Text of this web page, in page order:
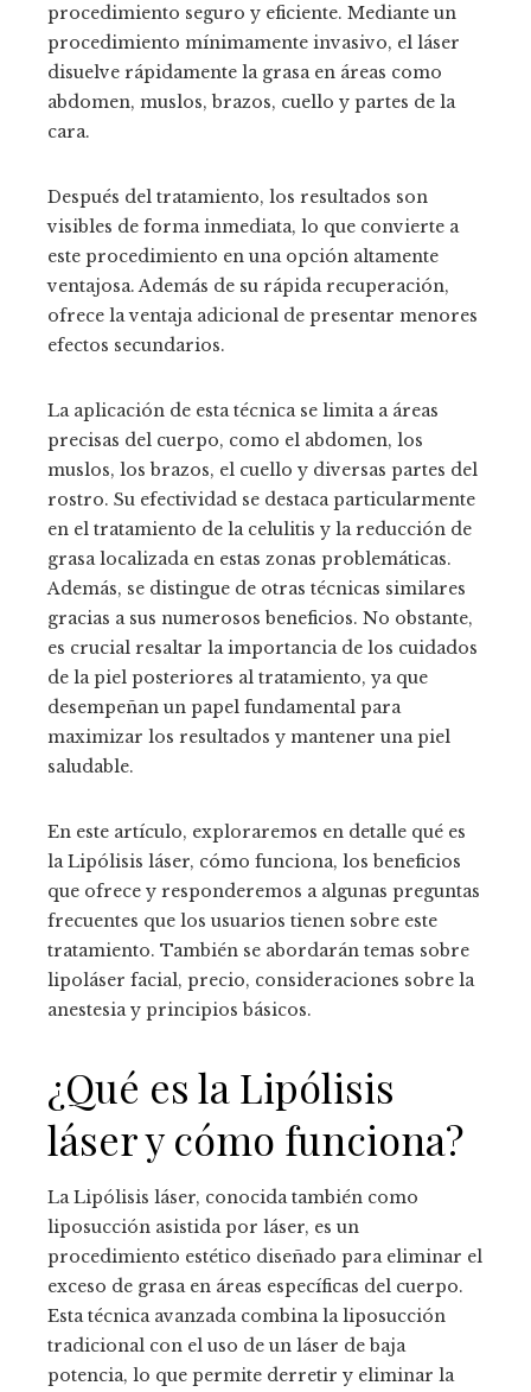
procedimiento seguro y eficiente. Mediante un
procedimiento mínimamente invasivo, el láser
disuelve rápidamente la grasa en áreas como
abdomen, muslos, brazos, cuello y partes de la
cara.
Después del tratamiento, los resultados son
visibles de forma inmediata, lo que convierte a
este procedimiento en una opción altamente
ventajosa. Además de su rápida recuperación,
ofrece la ventaja adicional de presentar menores
efectos secundarios.
La aplicación de esta técnica se limita a áreas
precisas del cuerpo, como el abdomen, los
muslos, los brazos, el cuello y diversas partes del
rostro. Su efectividad se destaca particularmente
en el tratamiento de la celulitis y la reducción de
grasa localizada en estas zonas problemáticas.
Además, se distingue de otras técnicas similares
gracias a sus numerosos beneficios. No obstante,
es crucial resaltar la importancia de los cuidados
de la piel posteriores al tratamiento, ya que
desempeñan un papel fundamental para
maximizar los resultados y mantener una piel
saludable.
En este artículo, exploraremos en detalle qué es
la Lipólisis láser, cómo funciona, los beneficios
que ofrece y responderemos a algunas preguntas
frecuentes que los usuarios tienen sobre este
tratamiento. También se abordarán temas sobre
lipoláser facial, precio, consideraciones sobre la
anestesia y principios básicos.
¿Qué es la Lipólisis
láser y cómo funciona?
La Lipólisis láser, conocida también como
liposucción asistida por láser, es un
procedimiento estético diseñado para eliminar el
exceso de grasa en áreas específicas del cuerpo.
Esta técnica avanzada combina la liposucción
tradicional con el uso de un láser de baja
potencia, lo que permite derretir y eliminar la